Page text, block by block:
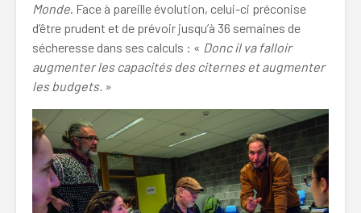
Monde. Face à pareille évolution, celui-ci préconise
d’être prudent et de prévoir jusqu’à 36 semaines de
sécheresse dans ses calculs : « Donc il va falloir
augmenter les capacités des citernes et augmenter
les budgets. »